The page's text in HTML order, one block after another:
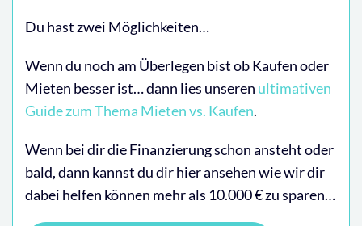
Du hast zwei Möglichkeiten…
Wenn du noch am Überlegen bist ob Kaufen oder
Mieten besser ist… dann lies unseren ultimativen
Guide zum Thema Mieten vs. Kaufen.
Wenn bei dir die Finanzierung schon ansteht oder
bald, dann kannst du dir hier ansehen wie wir dir
dabei helfen können mehr als 10.000 € zu sparen…